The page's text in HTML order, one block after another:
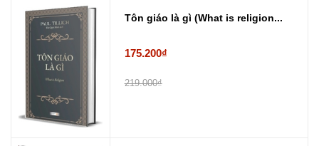
Tôn giáo là gì (What is religion...
175.200₫
219.000₫